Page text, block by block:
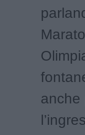
anche